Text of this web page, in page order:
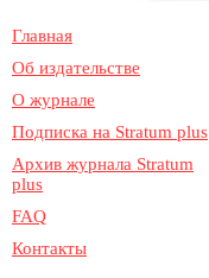
Главная
Об издательстве
О журнале
Подписка на Stratum plus
Архив журнала Stratum
plus
FAQ
Контакты